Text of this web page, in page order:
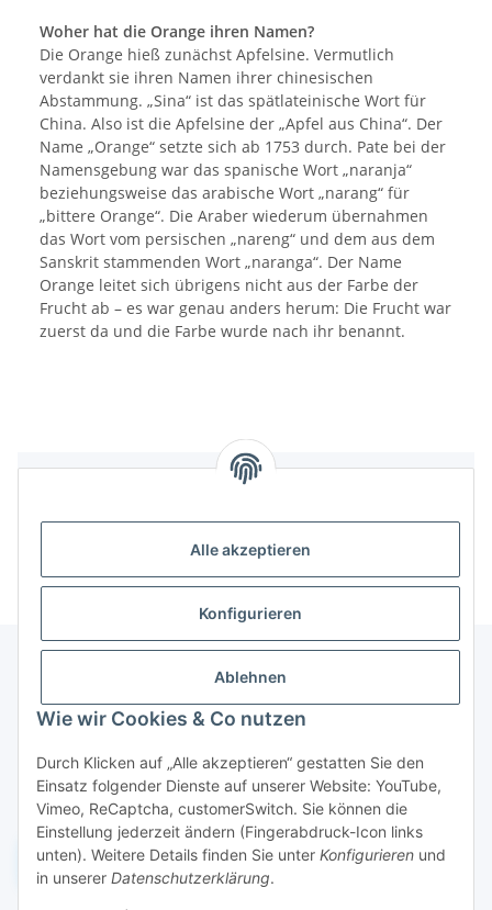
Alle akzeptieren
Konfigurieren
Ablehnen
Wie wir Cookies & Co nutzen
Durch Klicken auf „Alle akzeptieren“ gestatten Sie den
Einsatz folgender Dienste auf unserer Website: YouTube,
Vimeo, ReCaptcha, customerSwitch. Sie können die
Einstellung jederzeit ändern (Fingerabdruck-Icon links
unten). Weitere Details finden Sie unter Konfigurieren und
in unserer Datenschutzerklärung.
Woher hat die Orange ihren Namen?
Die Orange hieß zunächst Apfelsine. Vermutlich
verdankt sie ihren Namen ihrer chinesischen
Abstammung. „Sina“ ist das spätlateinische Wort für
China. Also ist die Apfelsine der „Apfel aus China“. Der
Name „Orange“ setzte sich ab 1753 durch. Pate bei der
Namensgebung war das spanische Wort „naranja“
beziehungsweise das arabische Wort „narang“ für
„bittere Orange“. Die Araber wiederum übernahmen
das Wort vom persischen „nareng“ und dem aus dem
Sanskrit stammenden Wort „naranga“. Der Name
Orange leitet sich übrigens nicht aus der Farbe der
Frucht ab – es war genau anders herum: Die Frucht war
zuerst da und die Farbe wurde nach ihr benannt.
Informationen
Gesetzliche Informationen
Widerruf einreichen